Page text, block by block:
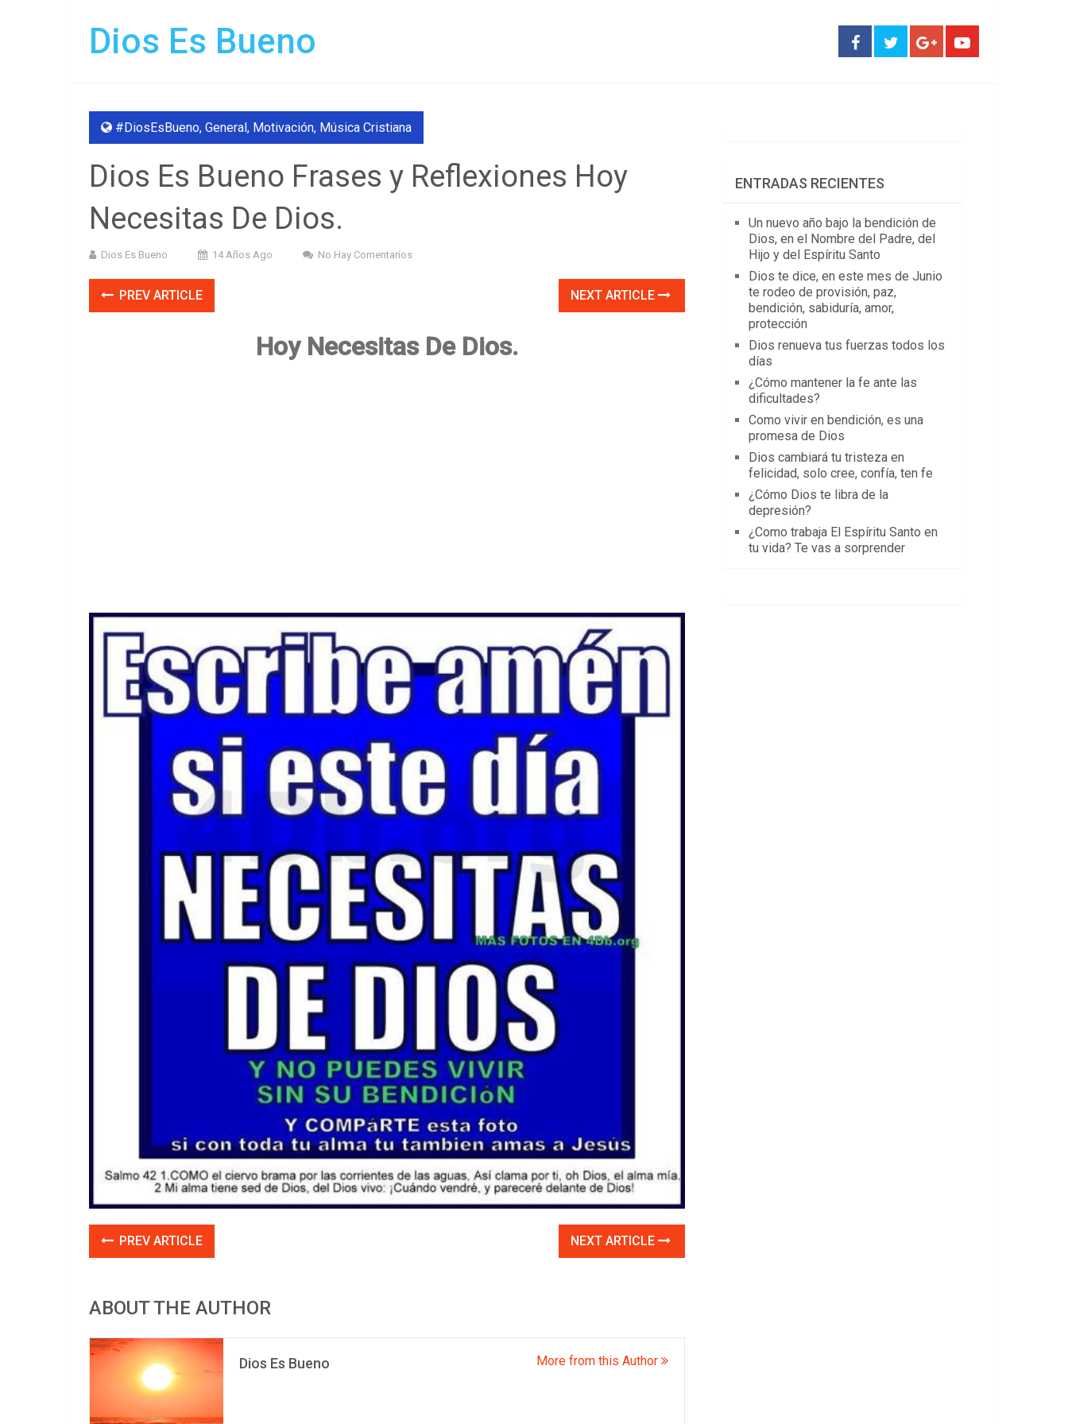
Dios Es Bueno
#DiosEsBueno, General, Motivación, Música Cristiana
Dios Es Bueno Frases y Reflexiones Hoy
Necesitas De Dios.
Dios Es Bueno 14 Años Ago No Hay Comentarios
PREV ARTICLE NEXT ARTICLE
Hoy Necesitas De Dios.
PREV ARTICLE NEXT ARTICLE
ABOUT THE AUTHOR
Dios Es Bueno More from this Author
ENTRADAS RECIENTES
Un nuevo año bajo la bendición de
Dios, en el Nombre del Padre, del
Hijo y del Espíritu Santo
Dios te dice, en este mes de Junio
te rodeo de provisión, paz,
bendición, sabiduría, amor,
protección
Dios renueva tus fuerzas todos los
días
¿Cómo mantener la fe ante las
dificultades?
Como vivir en bendición, es una
promesa de Dios
Dios cambiará tu tristeza en
felicidad, solo cree, confía, ten fe
¿Cómo Dios te libra de la
depresión?
¿Como trabaja El Espíritu Santo en
tu vida? Te vas a sorprender